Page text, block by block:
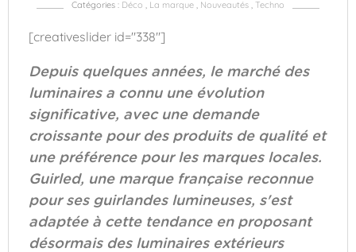
Catégories : Déco , La marque , Nouveautés , Techno
[creativeslider id="338"]
Depuis quelques années, le marché des
luminaires a connu une évolution
significative, avec une demande
croissante pour des produits de qualité et
une préférence pour les marques locales.
Guirled, une marque française reconnue
pour ses guirlandes lumineuses, s'est
adaptée à cette tendance en proposant
désormais des luminaires extérieurs